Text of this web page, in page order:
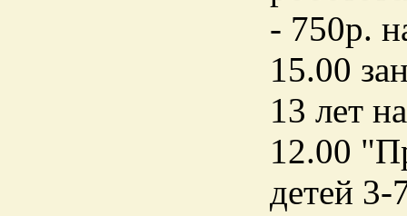
- 750р.
15.00
13 лет
12.00
детей